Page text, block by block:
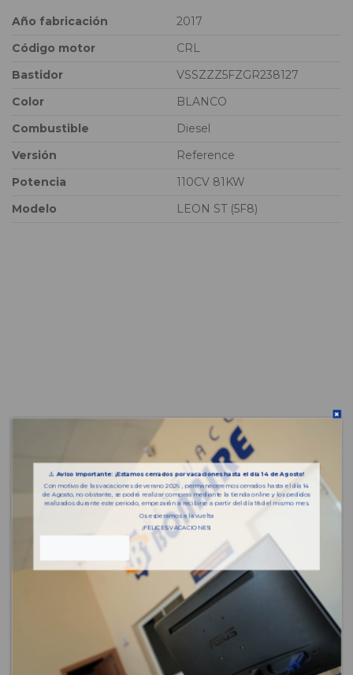
Año fabricación
2017
Código motor
CRL
Bastidor
VSSZZZ5FZGR238127
Color
BLANCO
Combustible
Diesel
Versión
Reference
Potencia
110CV 81KW
Modelo
LEON ST (5F8)
⚠️Aviso importante: ¡Estamos cerrados por vacaciones hasta el día 14 de Agosto!
Con motivo de las vacaciones de verano 2026 , permaneceremos cerrados hasta el día 14
de Agosto, no obstante, se podrá realizar compras mediante la tienda online y los pedidos
realizados durante este periodo, empezarán a recibirse a partir del día 18 del mismo mes.
Os esperamos a la vuelta
¡FELICES VACACIONES!